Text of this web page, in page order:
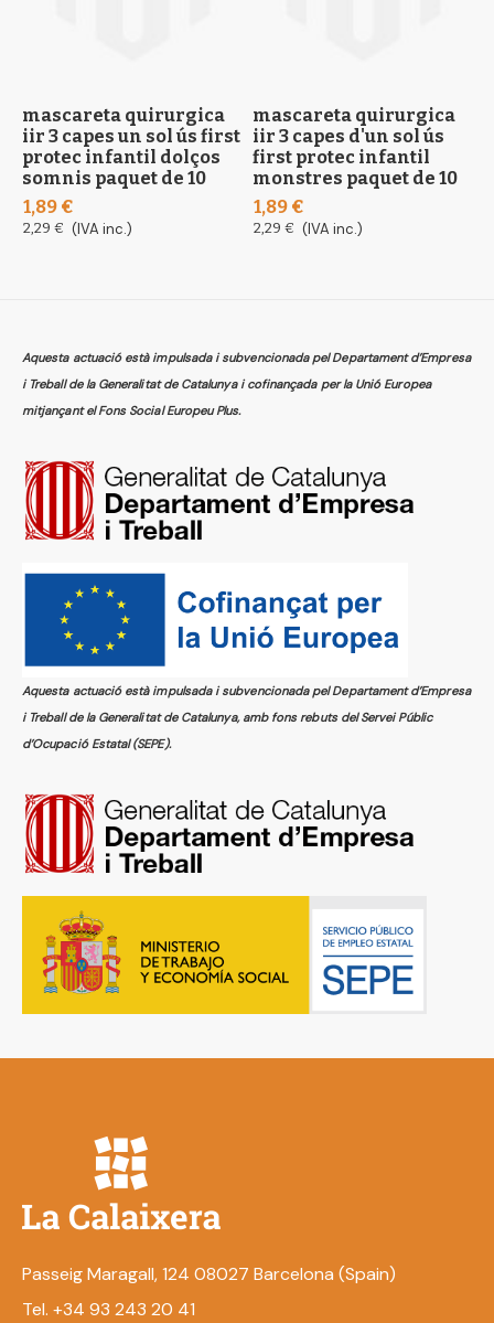
mascareta quirurgica
iir 3 capes un sol ús first
protec infantil dolços
somnis paquet de 10
1,89 €
2,29 € (IVA inc.)
mascareta quirurgica
iir 3 capes d'un sol ús
first protec infantil
monstres paquet de 10
1,89 €
2,29 € (IVA inc.)
Aquesta actuació està impulsada i subvencionada pel Departament d’Empresa
i Treball de la Generalitat de Catalunya i cofinançada per la Unió Europea
mitjançant el Fons Social Europeu Plus.
Aquesta actuació està impulsada i subvencionada pel Departament d’Empresa
i Treball de la Generalitat de Catalunya, amb fons rebuts del Servei Públic
d’Ocupació Estatal (SEPE).
Passeig Maragall, 124 08027 Barcelona (Spain)
Tel. +34 93 243 20 41